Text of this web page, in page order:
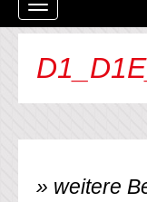
Navigation
ein-/
» weitere